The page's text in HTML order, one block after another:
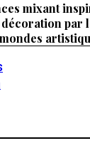
mixant
par